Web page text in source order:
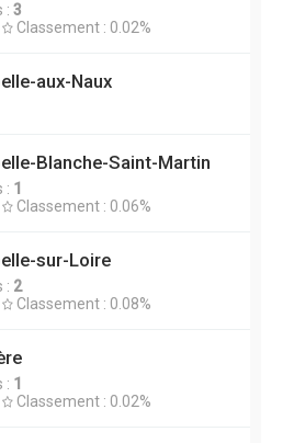
: 3
Classement : 0.02%
aux-Naux
Blanche-Saint-Martin
: 1
Classement : 0.06%
sur-Loire
: 2
Classement : 0.08%
: 1
Classement : 0.02%